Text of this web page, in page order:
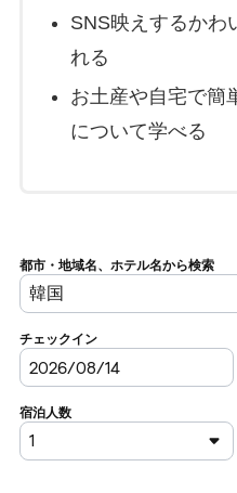
SNS映えするかわ
れる
お土産や自宅で簡
について学べる